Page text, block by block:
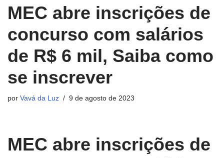
MEC abre inscrições de
concurso com salários
de R$ 6 mil, Saiba como
se inscrever
por Vavá da Luz 9 de agosto de 2023
MEC abre inscrições de